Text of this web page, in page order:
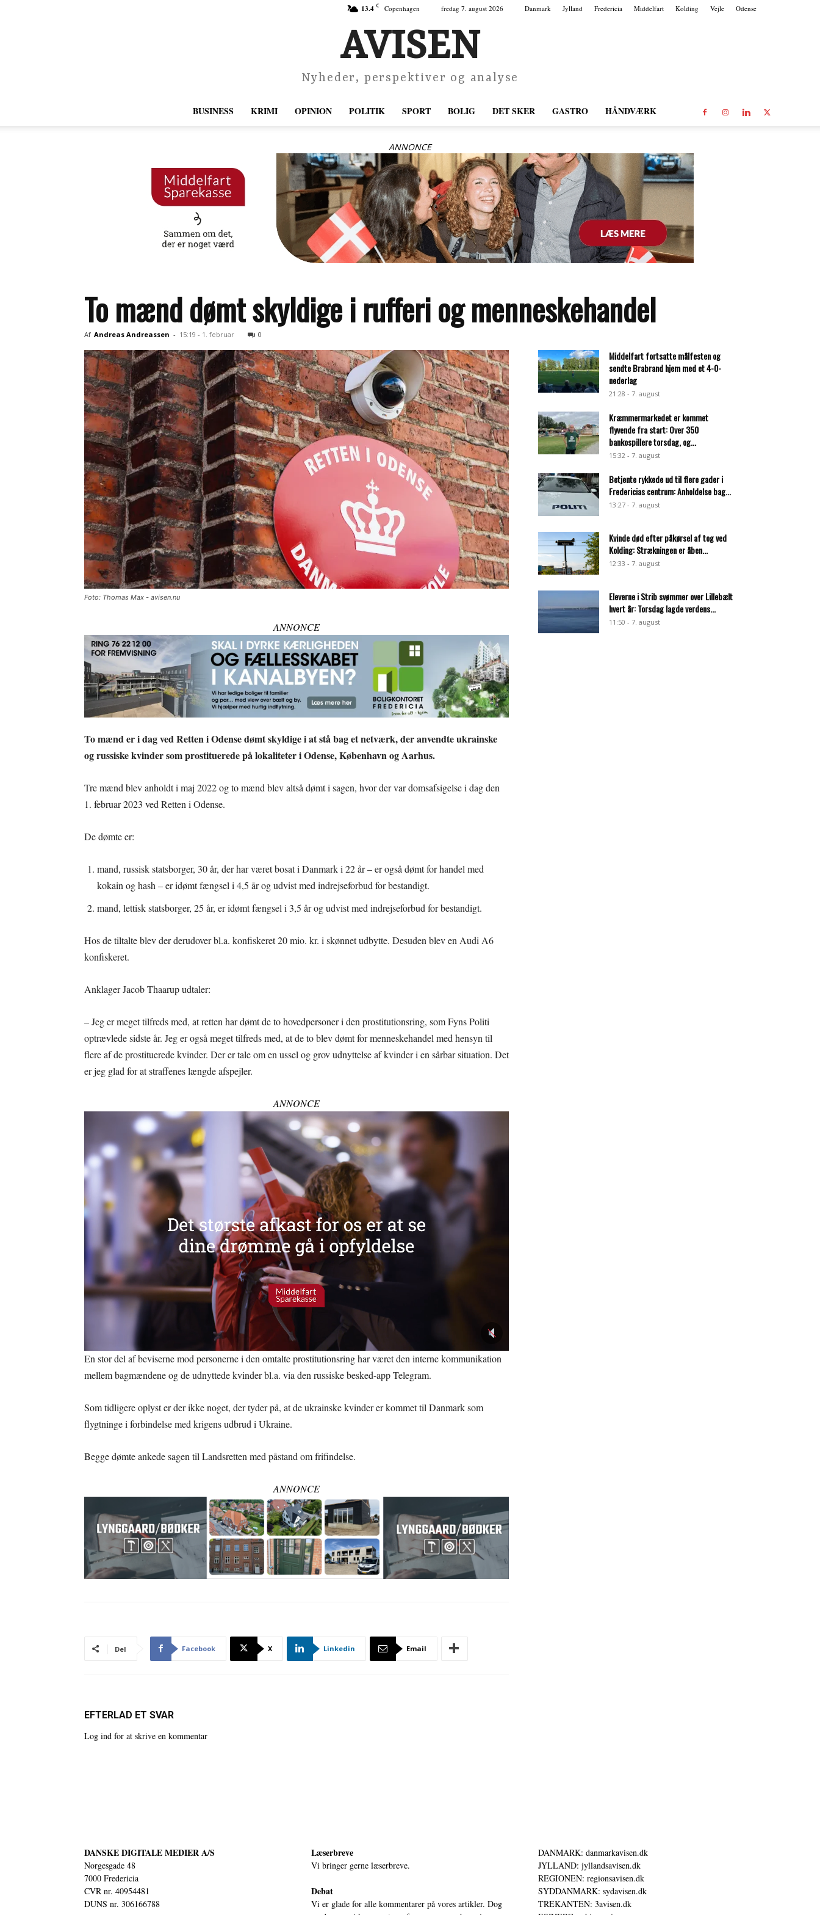
13.4 C Copenhagen fredag 7. august 2026 Danmark Jylland Fredericia Middelfart Kolding Vejle Odense
AVISEN
Nyheder, perspektiver og analyse
BUSINESS KRIMI OPINION POLITIK SPORT BOLIG DET SKER GASTRO HÅNDVÆRK
ANNONCE
To mænd dømt skyldige i rufferi og menneskehandel
Af Andreas Andreassen - 15:19 - 1. februar 0
Foto: Thomas Max - avisen.nu
ANNONCE
To mænd er i dag ved Retten i Odense dømt skyldige i at stå bag et netværk, der anvendte ukrainske
og russiske kvinder som prostituerede på lokaliteter i Odense, København og Aarhus.
Tre mænd blev anholdt i maj 2022 og to mænd blev altså dømt i sagen, hvor der var domsafsigelse i dag den
1. februar 2023 ved Retten i Odense.
De dømte er:
mand, russisk statsborger, 30 år, der har været bosat i Danmark i 22 år – er også dømt for handel med
kokain og hash – er idømt fængsel i 4,5 år og udvist med indrejseforbud for bestandigt.
mand, lettisk statsborger, 25 år, er idømt fængsel i 3,5 år og udvist med indrejseforbud for bestandigt.
Hos de tiltalte blev der derudover bl.a. konfiskeret 20 mio. kr. i skønnet udbytte. Desuden blev en Audi A6
konfiskeret.
Anklager Jacob Thaarup udtaler:
– Jeg er meget tilfreds med, at retten har dømt de to hovedpersoner i den prostitutionsring, som Fyns Politi
optrævlede sidste år. Jeg er også meget tilfreds med, at de to blev dømt for menneskehandel med hensyn til
flere af de prostituerede kvinder. Der er tale om en ussel og grov udnyttelse af kvinder i en sårbar situation. Det
er jeg glad for at straffenes længde afspejler.
ANNONCE
En stor del af beviserne mod personerne i den omtalte prostitutionsring har været den interne kommunikation
mellem bagmændene og de udnyttede kvinder bl.a. via den russiske besked-app Telegram.
Som tidligere oplyst er der ikke noget, der tyder på, at de ukrainske kvinder er kommet til Danmark som
flygtninge i forbindelse med krigens udbrud i Ukraine.
Begge dømte ankede sagen til Landsretten med påstand om frifindelse.
ANNONCE
Del Facebook X Linkedin Email
EFTERLAD ET SVAR
Log ind for at skrive en kommentar
Middelfart fortsatte målfesten og
sendte Brabrand hjem med et 4-0-
nederlag
21:28 - 7. august
Kræmmermarkedet er kommet
flyvende fra start: Over 350
bankospillere torsdag, og...
15:32 - 7. august
Betjente rykkede ud til flere gader i
Fredericias centrum: Anholdelse bag...
13:27 - 7. august
Kvinde død efter påkørsel af tog ved
Kolding: Strækningen er åben...
12:33 - 7. august
Eleverne i Strib svømmer over Lillebælt
hvert år: Torsdag lagde verdens...
11:50 - 7. august
DANSKE DIGITALE MEDIER A/S
Norgesgade 48
7000 Fredericia
CVR nr. 40954481
DUNS nr. 306166788
Læserbreve
Vi bringer gerne læserbreve.
Debat
Vi er glade for alle kommentarer på vores artikler. Dog
DANMARK: danmarkavisen.dk
JYLLAND: jyllandsavisen.dk
REGIONEN: regionsavisen.dk
SYDDANMARK: sydavisen.dk
TREKANTEN: 3avisen.dk